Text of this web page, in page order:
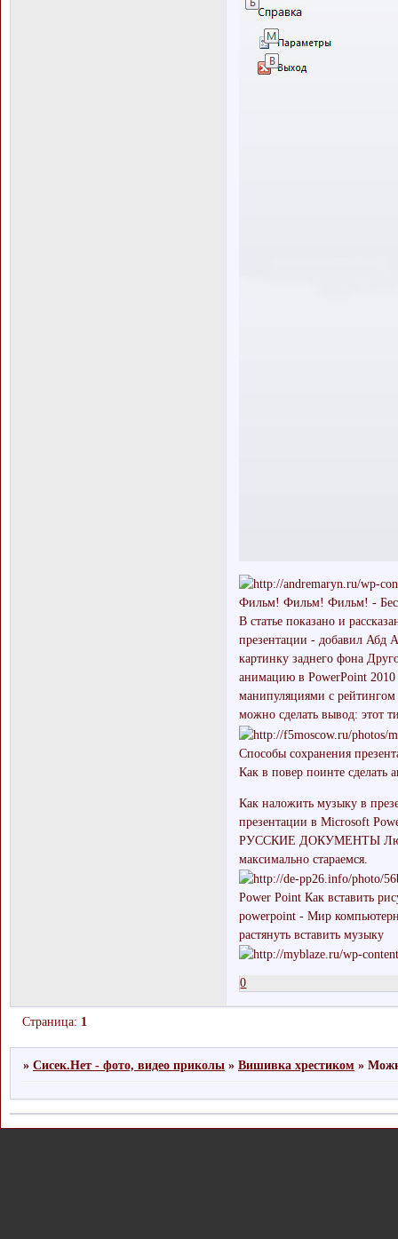
Фильм! Фильм! Фильм! -
В статье показано и
презентации - добавил Абд
картинку заднего фона
анимацию в PowerPoint
манипуляциями с
можно сделать вывод: этот
Способы сохранения
Как в повер поинте
Как наложить музыку в
презентации в Microsoft
РУССКИЕ ДОКУМЕНТЫ Любое
максимально стараемся.
Power Point Как вставить
powerpoint - Мир
растянуть вставить музыку
0
Страница: 1
»Сисек.Нет - фото, видео приколы »Вишивка хрестиком »